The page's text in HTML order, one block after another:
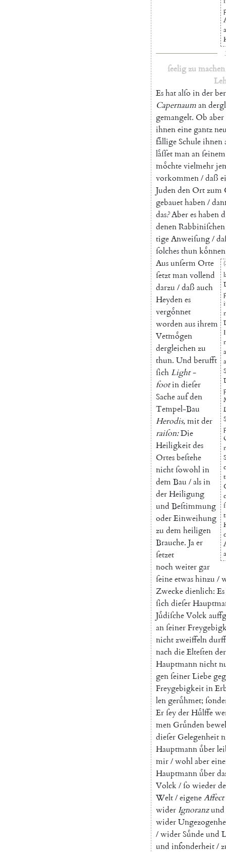
ſeelig zu machen
Eshatalſo inder
Capernauman
gemangelt. Ob aber
ihneneinegantz
faͤlligeSchuleihnen
laͤſſetmananſeinem
moͤchtevielmehr
vorkommen/daß
JudendenOrtzum
gebauethaben/
das?Abereshaben
denenRabbiniſchen
tigeAnweiſung/
ſolchesthunkoͤnnen
AusunſermOrte
ſetztmanvollend
darzu /daß auch
Heydenes
vergoͤnnet
wordenausihrem
Vetmoͤgen
dergleichenzu
thun. Und berufft
ſichLight -
footindieſer
Sacheaufden
Tempel-Bau
Herodis,mitder
raiſon:Die
Heiligkeitdes
Ortesbeſtehe
nichtſowohlin
demBau /alsin
derHeiligung
und Beſtimmung
oderEinweihung
zu demheiligen
Brauche. Jaer
ſetzet
nochweitergar
ſeineetwashinzu /
Zweckedienlich: Es
ſichdieſer
JuͤdiſcheVolck
anſeiner
nichtzweiffeln
nachdieElteſtender
Hauptmannnicht
genſeinerLiebe
Freygebigkeitin
lengeruͤhmet;
ErſeyderHuͤlffe
men Gruͤnden
dieſer Gelegenheit
Hauptmannuͤber
mir/wohlaber
Hauptmannuͤber
Volck/ſo wieder
Welt/eigeneAffect
wider Ignoranzund
wider
/widerSuͤndeund
und infonderheit/